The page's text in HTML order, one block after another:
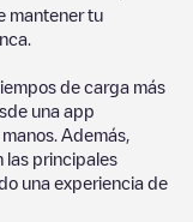
mantener tu
de carga más
una app
Además,
las principales
una experiencia de